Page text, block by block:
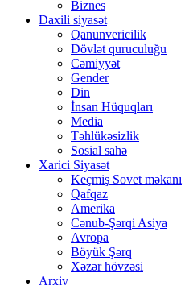
Biznes
Daxili siyasət
Qanunvericilik
Dövlət quruculuğu
Cəmiyyət
Gender
Din
İnsan Hüquqları
Media
Təhlükəsizlik
Sosial sahə
Xarici Siyasət
Keçmiş Sovet məkanı
Qafqaz
Amerika
Cənub-Şərqi Asiya
Avropa
Böyük Şərq
Xəzər hövzəsi
Arxiv